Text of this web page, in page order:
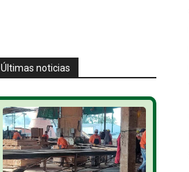
Últimas noticias